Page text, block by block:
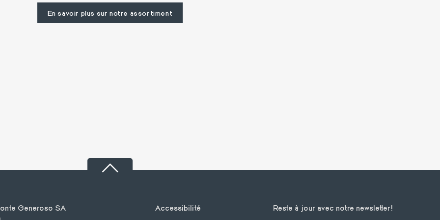
En savoir plus sur notre assortiment
Generoso SA
Footer
Accessibilité Reste à jour avec notre newsletter!